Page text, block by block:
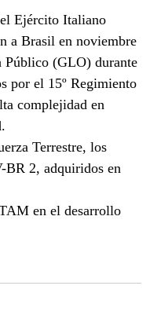
Ejército Italiano
a Brasil en noviembre
Público (GLO) durante
por el 15º Regimiento
complejidad en
Terrestre, los
2, adquiridos en
en el desarrollo